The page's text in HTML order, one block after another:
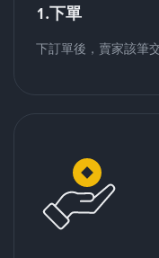
1.下單
下訂單後，賣家該筆